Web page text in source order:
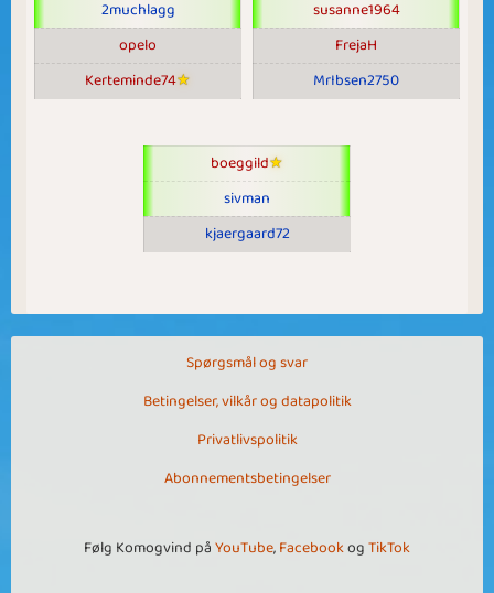
2muchlagg
opelo
Kerteminde74
susanne1964
FrejaH
MrIbsen2750
boeggild
sivman
kjaergaard72
Spørgsmål og svar
Betingelser, vilkår og datapolitik
Privatlivspolitik
Abonnementsbetingelser
Følg Komogvind påYouTube,FacebookogTikTok